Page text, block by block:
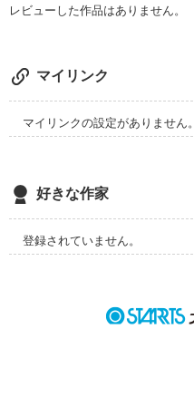
レビューした作品はありません。
マイリンク
マイリンクの設定がありません。
好きな作家
登録されていません。